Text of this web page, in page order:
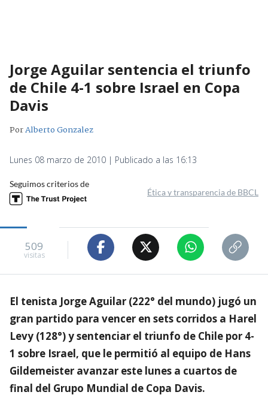
Jorge Aguilar sentencia el triunfo
de Chile 4-1 sobre Israel en Copa
Davis
PorAlberto Gonzalez
Lunes 08 marzo de 2010 | Publicado a las 16:13
Seguimos criterios de
Ética y transparencia de BBCL
509
visitas
El tenista Jorge Aguilar (222° del mundo) jugó un
gran partido para vencer en sets corridos a Harel
Levy (128°) y sentenciar el triunfo de Chile por 4-
1 sobre Israel, que le permitió al equipo de Hans
Gildemeister avanzar este lunes a cuartos de
final del Grupo Mundial de Copa Davis.